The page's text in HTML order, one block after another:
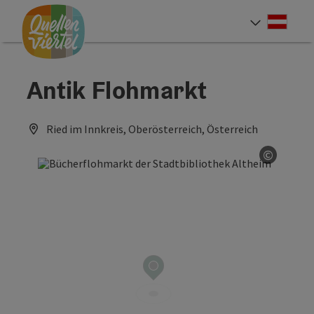
Zum Inhalt
Zur Navigation
Zum Seitenanfang
Antik Flohmarkt
Ried im Innkreis, Oberösterreich, Österreich
©